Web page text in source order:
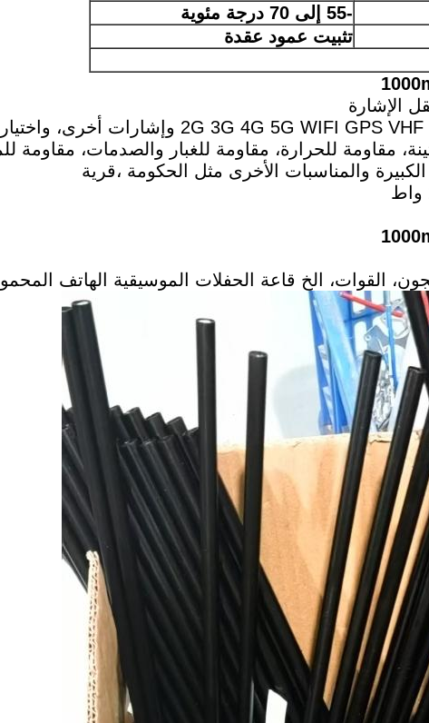
-55 إلى 70 درجة مئوية
تثبيت عمود عقدة
الإشارة
مقاومة للحرارة، مقاومة للغبار والصدمات، مقاومة
والمناسبات الأخرى مثل الحكومة ،قرية
القوات، الخ قاعة الحفلات الموسيقية الهاتف